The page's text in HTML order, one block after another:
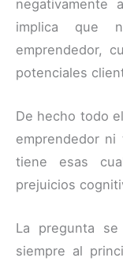
implica que
emprendedor,
potenciales
De hecho todo
emprendedor
tiene esas
prejuicios
La pregunta
siempre al